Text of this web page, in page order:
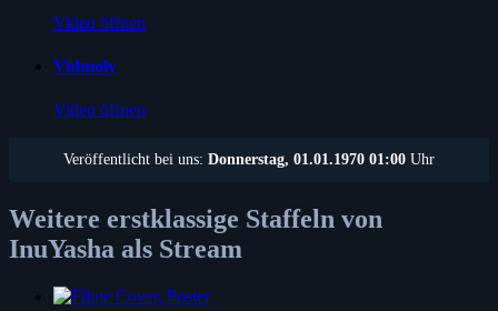
Video öffnen
Vidmoly
Video öffnen
Veröffentlicht bei uns: Donnerstag, 01.01.1970 01:00 Uhr
Weitere erstklassige Staffeln von
InuYasha als Stream